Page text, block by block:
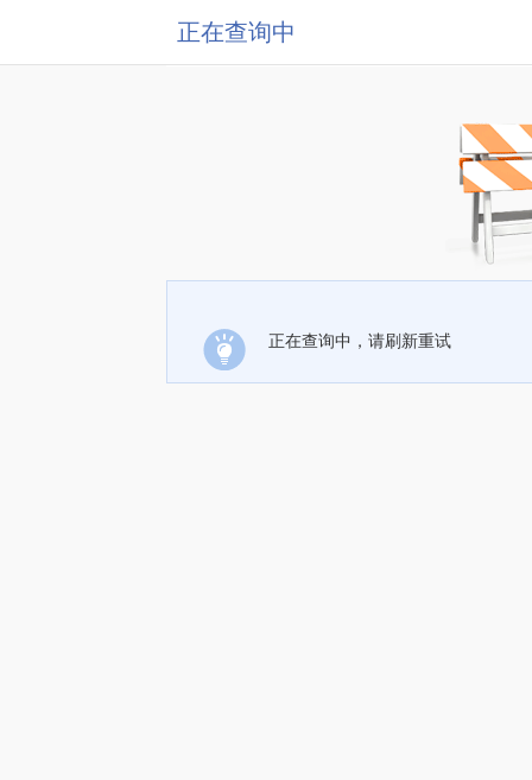
正在查询中
正在查询中，请刷新重试